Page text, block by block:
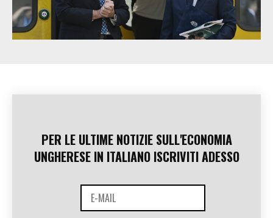
PER LE ULTIME NOTIZIE SULL'ECONOMIA
UNGHERESE IN ITALIANO ISCRIVITI ADESSO